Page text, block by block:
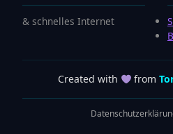
& schnelles Internet
Created with from